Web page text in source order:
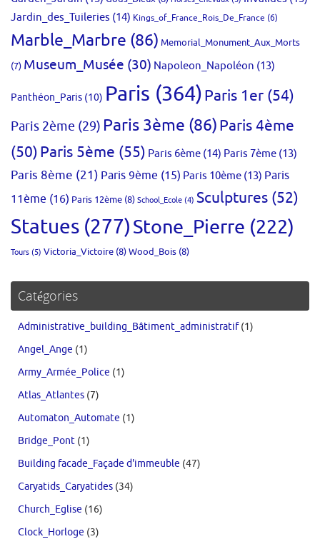
Jardin_des_Tuileries (14) Kings_of_France_Rois_De_France (6)
Marble_Marbre (86) Memorial_Monument_Aux_Morts
(7) Museum_Musée (30) Napoleon_Napoléon (13)
Panthéon_Paris (10) Paris (364)Paris 1er (54)
Paris 2ème (29) Paris 3ème (86)Paris 4ème
(50)Paris 5ème (55) Paris 6ème (14) Paris 7ème (13)
Paris 8ème (21) Paris 9ème (15) Paris 10ème (13) Paris
11ème (16) Paris 12ème (8) School_Ecole (4) Sculptures (52)
Statues (277)Stone_Pierre (222)
Tours (5) Victoria_Victoire (8)Wood_Bois (8)
Catégories
Administrative_building_Bâtiment_administratif(1)
Angel_Ange (1)
Army_Armée_Police (1)
Atlas_Atlantes (7)
Automaton_Automate (1)
Bridge_Pont (1)
Building facade_Façade d'immeuble (47)
Caryatids_Caryatides (34)
Church_Eglise (16)
Clock_Horloge (3)